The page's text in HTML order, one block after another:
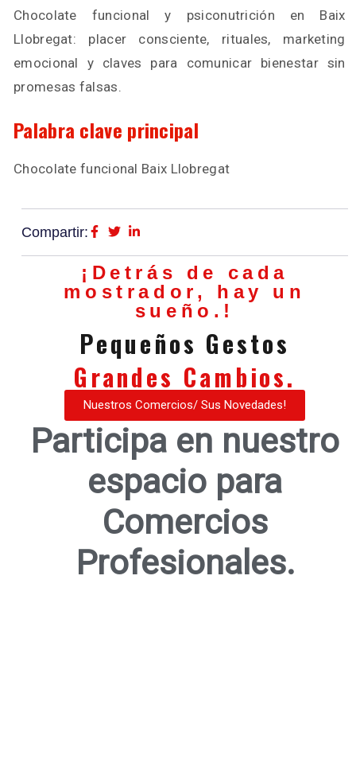
Chocolate funcional y psiconutrición en Baix
Llobregat: placer consciente, rituales, marketing
emocional y claves para comunicar bienestar sin
promesas falsas.
Palabra clave principal
Chocolate funcional Baix Llobregat
Compartir:
¡Detrás de cada
mostrador, hay un
sueño.!
Pequeños Gestos
Grandes Cambios.
Nuestros Comercios/ Sus Novedades!
Participa en nuestro
espacio para
Comercios
Profesionales.